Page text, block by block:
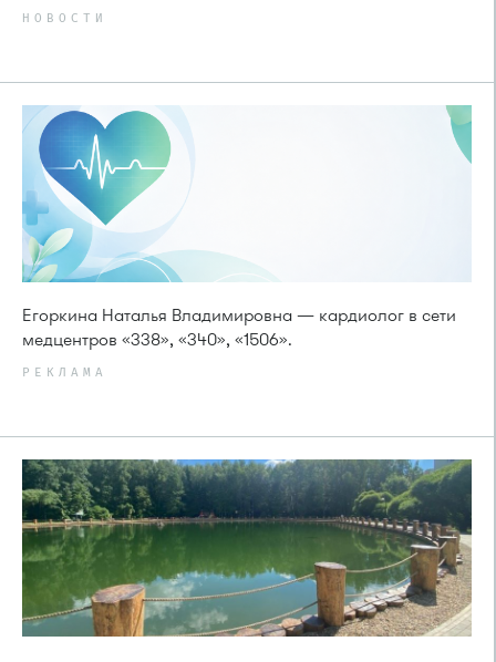
НОВОСТИ
Егоркина Наталья Владимировна — кардиолог в сети
медцентров «338», «340», «1506».
РЕКЛАМА